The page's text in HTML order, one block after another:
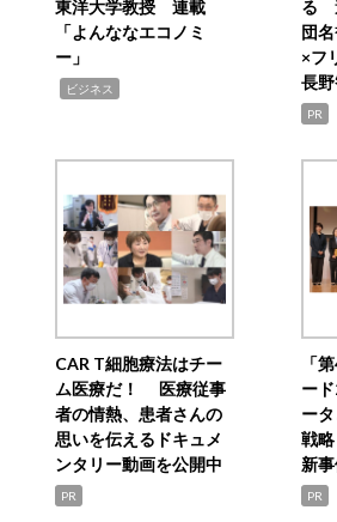
東洋大学教授 連載
「よんななエコノミ
ー」
ビジネス
る
団
×フ
長
PR
CAR T細胞療法はチー
ム医療だ！ 医療従事
者の情熱、患者さんの
思いを伝えるドキュメ
ンタリー動画を公開中
PR
「
ー
ー
戦
新
PR